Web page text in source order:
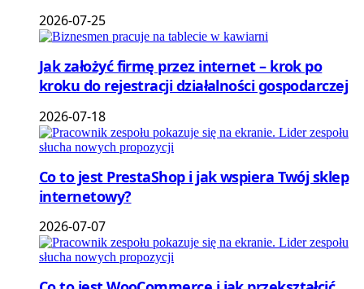
2026-07-25
Jak założyć firmę przez internet – krok po
kroku do rejestracji działalności gospodarczej
2026-07-18
Co to jest PrestaShop i jak wspiera Twój sklep
internetowy?
2026-07-07